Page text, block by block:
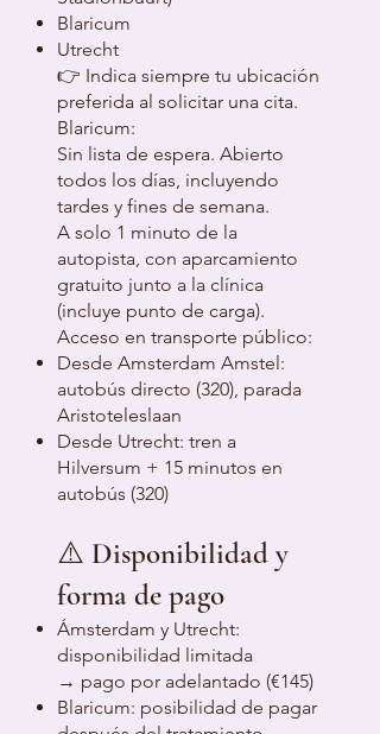
Blaricum
Utrecht
👉 Indica siempre tu ubicación
preferida al solicitar una cita.
Blaricum:
Sin lista de espera. Abierto
todos los días, incluyendo
tardes y fines de semana.
A solo 1 minuto de la
autopista, con aparcamiento
gratuito junto a la clínica
(incluye punto de carga).
Acceso en transporte público:
Desde Amsterdam Amstel:
autobús directo (320), parada
Aristoteleslaan
Desde Utrecht: tren a
Hilversum + 15 minutos en
autobús (320)
⚠️ Disponibilidad y
forma de pago
Ámsterdam y Utrecht:
disponibilidad limitada
→ pago por adelantado (€145)
Blaricum: posibilidad de pagar